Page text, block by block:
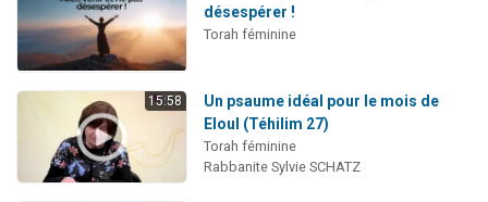
désespérer !
Torah féminine
15:58
Un psaume idéal pour le mois de
Eloul (Téhilim 27)
Torah féminine
Rabbanite Sylvie SCHATZ